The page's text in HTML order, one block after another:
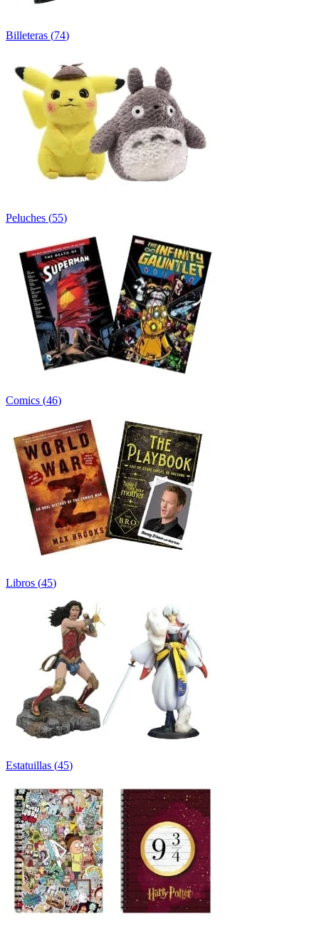
Billeteras (74)
Peluches (55)
Comics (46)
Libros (45)
Estatuillas (45)